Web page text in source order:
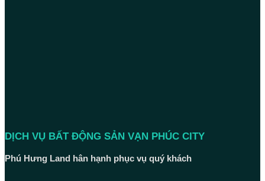
DỊCH VỤ BẤT ĐỘNG SẢN VẠN PHÚC CITY
Phú Hưng Land hân hạnh phục vụ quý khách